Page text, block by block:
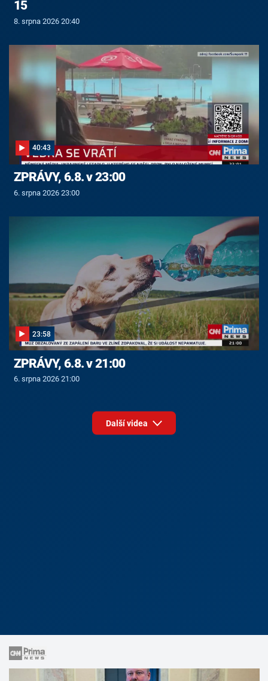
15
8. srpna 2026 20:40
40:43
ZPRÁVY, 6.8. v 23:00
6. srpna 2026 23:00
23:58
ZPRÁVY, 6.8. v 21:00
6. srpna 2026 21:00
Další videa